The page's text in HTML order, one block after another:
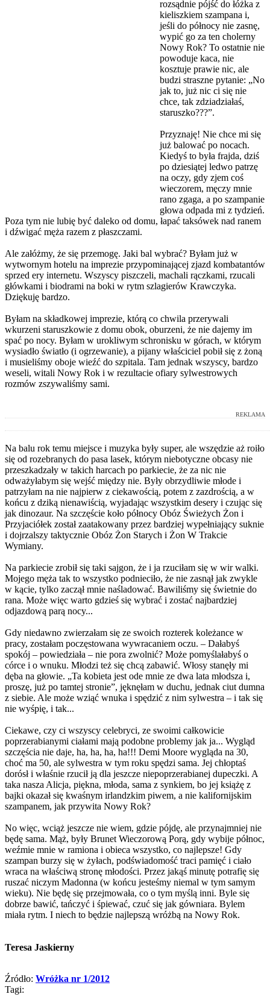
rozsądnie pójść do łóżka z
kieliszkiem szampana i,
jeśli do północy nie zasnę,
wypić go za ten cholerny
Nowy Rok? To ostatnie nie
powoduje kaca, nie
kosztuje prawie nic, ale
budzi straszne pytanie: „No
jak to, już nic ci się nie
chce, tak zdziadziałaś,
staruszko???”.
Przyznaję! Nie chce mi się
już balować po nocach.
Kiedyś to była frajda, dziś
po dziesiątej ledwo patrzę
na oczy, gdy zjem coś
wieczorem, męczy mnie
rano zgaga, a po szampanie
głowa odpada mi z tydzień.
Poza tym nie lubię być daleko od domu, łapać taksówek nad ranem
i dźwigać męża razem z płaszczami.
Ale załóżmy, że się przemogę. Jaki bal wybrać? Byłam już w
wytwornym hotelu na imprezie przypominającej zjazd kombatantów
sprzed ery internetu. Wszyscy piszczeli, machali rączkami, rzucali
główkami i biodrami na boki w rytm szlagierów Krawczyka.
Dziękuję bardzo.
Byłam na składkowej imprezie, którą co chwila przerywali
wkurzeni staruszkowie z domu obok, oburzeni, że nie dajemy im
spać po nocy. Byłam w urokliwym schronisku w górach, w którym
wysiadło światło (i ogrzewanie), a pijany właściciel pobił się z żoną
i musieliśmy oboje wieźć do szpitala. Tam jednak wszyscy, bardzo
weseli, witali Nowy Rok i w rezultacie ofiary sylwestrowych
rozmów zszywaliśmy sami.
REKLAMA
Na balu rok temu miejsce i muzyka były super, ale wszędzie aż roiło
się od rozebranych do pasa lasek, którym niebotyczne obcasy nie
przeszkadzały w takich harcach po parkiecie, że za nic nie
odważyłabym się wejść między nie. Były obrzydliwie młode i
patrzyłam na nie najpierw z ciekawością, potem z zazdrością, a w
końcu z dziką nienawiścią, wyjadając wszystkim desery i czując się
jak dinozaur. Na szczęście koło północy Obóz Świeżych Żon i
Przyjaciółek został zaatakowany przez bardziej wypełniający suknie
i dojrzalszy taktycznie Obóz Żon Starych i Żon W Trakcie
Wymiany.
Na parkiecie zrobił się taki sajgon, że i ja rzuciłam się w wir walki.
Mojego męża tak to wszystko podnieciło, że nie zasnął jak zwykle
w kącie, tylko zaczął mnie naśladować. Bawiliśmy się świetnie do
rana. Może więc warto gdzieś się wybrać i zostać najbardziej
odjazdową parą nocy...
Gdy niedawno zwierzałam się ze swoich rozterek koleżance w
pracy, zostałam poczęstowana wywracaniem oczu. – Dałabyś
spokój – powiedziała – nie pora zwolnić? Może pomyślałabyś o
córce i o wnuku. Młodzi też się chcą zabawić. Włosy stanęły mi
dęba na głowie. „Ta kobieta jest ode mnie ze dwa lata młodsza i,
proszę, już po tamtej stronie”, jęknęłam w duchu, jednak ciut dumna
z siebie. Ale może wziąć wnuka i spędzić z nim sylwestra – i tak się
nie wyśpię, i tak...
Ciekawe, czy ci wszyscy celebryci, ze swoimi całkowicie
poprzerabianymi ciałami mają podobne problemy jak ja... Wygląd
szczęścia nie daje, ha, ha, ha, ha!!! Demi Moore wygląda na 30,
choć ma 50, ale sylwestra w tym roku spędzi sama. Jej chłoptaś
dorósł i właśnie rzucił ją dla jeszcze niepoprzerabianej dupeczki. A
taka nasza Alicja, piękna, młoda, sama z synkiem, bo jej książę z
bajki okazał się kwaśnym irlandzkim piwem, a nie kalifornijskim
szampanem, jak przywita Nowy Rok?
No więc, wciąż jeszcze nie wiem, gdzie pójdę, ale przynajmniej nie
będę sama. Mąż, były Brunet Wieczorową Porą, gdy wybije północ,
weźmie mnie w ramiona i obieca wszystko, co najlepsze! Gdy
szampan burzy się w żyłach, podświadomość traci pamięć i ciało
wraca na właściwą stronę młodości. Przez jakąś minutę potrafię się
ruszać niczym Madonna (w końcu jesteśmy niemal w tym samym
wieku). Nie będę się przejmowała, co o tym myślą inni. Byle się
dobrze bawić, tańczyć i śpiewać, czuć się jak gówniara. Bylem
miała rytm. I niech to będzie najlepszą wróżbą na Nowy Rok.
Teresa Jaskierny
Źródło: Wróżka nr 1/2012
Tagi: